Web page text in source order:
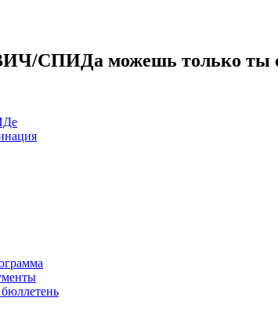
СПИДа можешь только ты